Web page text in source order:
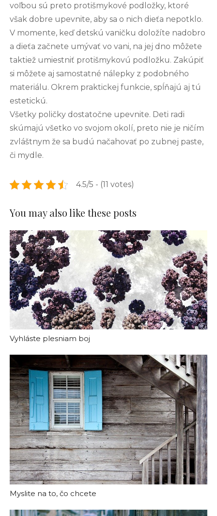
voľbou sú preto protišmykové podložky, ktoré
však dobre upevnite, aby sa o nich dieťa nepotklo.
V momente, keď detskú vaničku doložíte nadobro
a dieťa začnete umývať vo vani, na jej dno môžete
taktiež umiestniť protišmykovú podložku. Zakúpiť
si môžete aj samostatné nálepky z podobného
materiálu. Okrem praktickej funkcie, spĺňajú aj tú
estetickú.
Všetky poličky dostatočne upevnite. Deti radi
skúmajú všetko vo svojom okolí, preto nie je ničím
zvláštnym že sa budú načahovať po zubnej paste,
či mydle.
4.5/5 - (11 votes)
You may also like these posts
Vyhláste plesniam boj
Myslite na to, čo chcete